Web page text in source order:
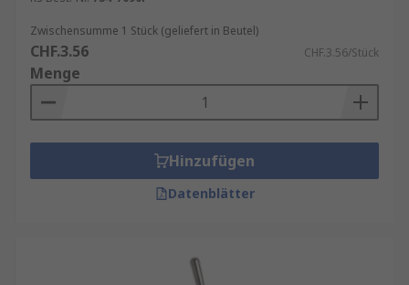
Automatisierungstechnik: Steuerpulte,
Schaltschränke, Panelintegration
Kippschalter sind in verschiedenen
Montageformen (z. B. Paneldurchführung, Snap-
erhältlich – auch in Varianten mit IP-Schutz für
industrielle Umgebungen. RS bietet ein
umfangreiches Sortiment an zuverlässigen
Schaltlösungen im professionellen Einsatz.
Zwischensumme 1 Stück (geliefert in Beutel)
CHF.3.56 CHF.3.56/Stück
Menge
Hinzufügen
Datenblätter